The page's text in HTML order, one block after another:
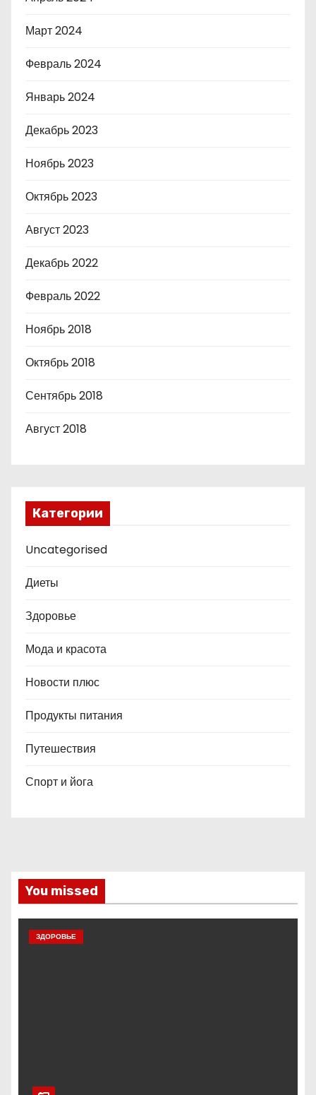
Март 2024
Февраль 2024
Январь 2024
Декабрь 2023
Ноябрь 2023
Октябрь 2023
Август 2023
Декабрь 2022
Февраль 2022
Ноябрь 2018
Октябрь 2018
Сентябрь 2018
Август 2018
Категории
Uncategorised
Диеты
Здоровье
Мода и красота
Новости плюс
Продукты питания
Путешествия
Спорт и йога
You missed
ЗДОРОВЬЕ